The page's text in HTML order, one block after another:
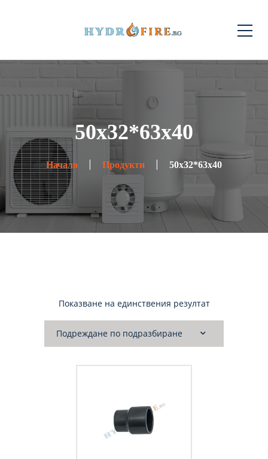
50x32*63x40
Начало Продукти 50x32*63x40
Показване на единствения резултат